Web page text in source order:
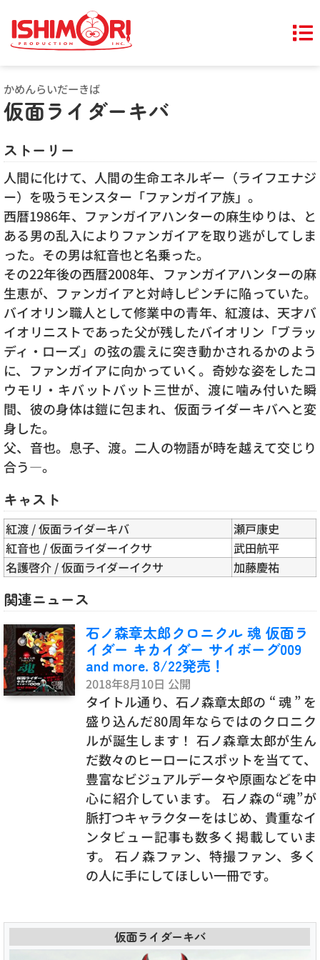
かめんらいだーきば
仮面ライダーキバ
ストーリー
人間に化けて、人間の生命エネルギー（ライフエナジ
ー）を吸うモンスター「ファンガイア族」。
西暦1986年、ファンガイアハンターの麻生ゆりは、と
ある男の乱入によりファンガイアを取り逃がしてしま
った。その男は紅音也と名乗った。
その22年後の西暦2008年、ファンガイアハンターの麻
生恵が、ファンガイアと対峙しピンチに陥っていた。
バイオリン職人として修業中の青年、紅渡は、天才バ
イオリニストであった父が残したバイオリン「ブラッ
ディ・ローズ」の弦の震えに突き動かされるかのよう
に、ファンガイアに向かっていく。奇妙な姿をしたコ
ウモリ・キバットバット三世が、渡に噛み付いた瞬
間、彼の身体は鎧に包まれ、仮面ライダーキバへと変
身した。
父、音也。息子、渡。二人の物語が時を越えて交じり
合う―。
キャスト
紅渡 / 仮面ライダーキバ
瀬戸康史
紅音也 / 仮面ライダーイクサ
武田航平
名護啓介 / 仮面ライダーイクサ
加藤慶祐
関連ニュース
石ノ森章太郎クロニクル 魂 仮面ラ
イダー キカイダー サイボーグ009
and more. 8/22発売！
2018年8月10日 公開
タイトル通り、石ノ森章太郎の “ 魂 ” を
盛り込んだ80周年ならではのクロニク
ルが誕生します！ 石ノ森章太郎が生ん
だ数々のヒーローにスポットを当てて、
豊富なビジュアルデータや原画などを中
心に紹介しています。 石ノ森の“魂”が
脈打つキャラクターをはじめ、貴重なイ
ンタビュー記事も数多く掲載していま
す。 石ノ森ファン、特撮ファン、多く
の人に手にしてほしい一冊です。
仮面ライダーキバ